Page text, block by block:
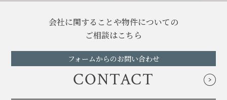
会社に関することや物件についての
ご相談はこちら
フォームからのお問い合わせ
CONTACT